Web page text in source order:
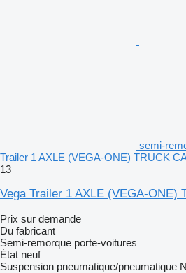
semi-
Trailer 1 AXLE (VEGA-ONE) TRUCK
13
Vega Trailer 1 AXLE (VEGA-ONE)
Prix sur demande
Du fabricant
Semi-remorque porte-voitures
État neuf
Suspension pneumatique/pneumatique